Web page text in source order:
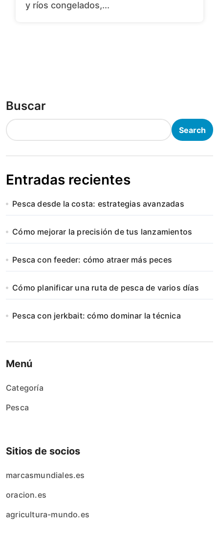
y ríos congelados,...
Buscar
Search
Entradas recientes
Pesca desde la costa: estrategias avanzadas
Cómo mejorar la precisión de tus lanzamientos
Pesca con feeder: cómo atraer más peces
Cómo planificar una ruta de pesca de varios días
Pesca con jerkbait: cómo dominar la técnica
Menú
Categoría
Pesca
Sitios de socios
marcasmundiales.es
oracion.es
agricultura-mundo.es